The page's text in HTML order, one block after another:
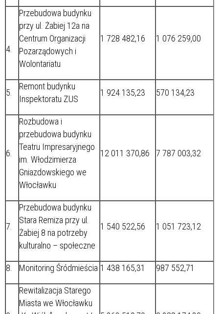
4.
Przebudowa budynku
przy ul. Żabiej 12a na
Centrum Organizacji
Pozarządowych i
Wolontariatu
1 728 482,16 1 076 259,00
5.
Remont budynku
Inspektoratu ZUS
1 924 135,23 570 134,23
6.
Rozbudowa i
przebudowa budynku
Teatru Impresaryjnego
im. Włodzimierza
Gniazdowskiego we
Włocławku
12 011 370,86 7 787 003,32
7.
Przebudowa budynku
Stara Remiza przy ul.
Żabiej 8 na potrzeby
kulturalno – społeczne
1 540 522,56 1 051 723,12
8. Monitoring Śródmieścia 1 438 165,31 987 552,71
Rewitalizacja Starego
Miasta we Włocławku